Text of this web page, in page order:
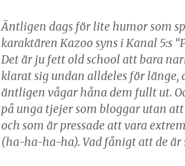
Äntligen dags för lite humor som
karaktären Kazoo syns i Kanal 5:s
Det är ju fett old school att bara
klarat sig undan alldeles för
äntligen vågar håna dem fullt ut.
på unga tjejer som bloggar utan
och som är pressade att vara
(ha-ha-ha-ha). Vad fånigt att de är